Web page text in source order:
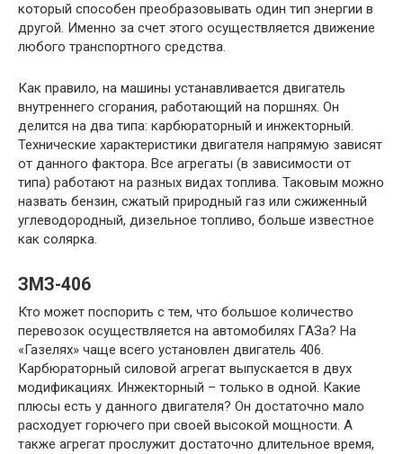
который способен преобразовывать один тип энергии в
другой. Именно за счет этого осуществляется движение
любого транспортного средства.
Как правило, на машины устанавливается двигатель
внутреннего сгорания, работающий на поршнях. Он
делится на два типа: карбюраторный и инжекторный.
Технические характеристики двигателя напрямую зависят
от данного фактора. Все агрегаты (в зависимости от
типа) работают на разных видах топлива. Таковым можно
назвать бензин, сжатый природный газ или сжиженный
углеводородный, дизельное топливо, больше известное
как солярка.
ЗМЗ-406
Кто может поспорить с тем, что большое количество
перевозок осуществляется на автомобилях ГАЗа? На
«Газелях» чаще всего установлен двигатель 406.
Карбюраторный силовой агрегат выпускается в двух
модификациях. Инжекторный – только в одной. Какие
плюсы есть у данного двигателя? Он достаточно мало
расходует горючего при своей высокой мощности. А
также агрегат прослужит достаточно длительное время,